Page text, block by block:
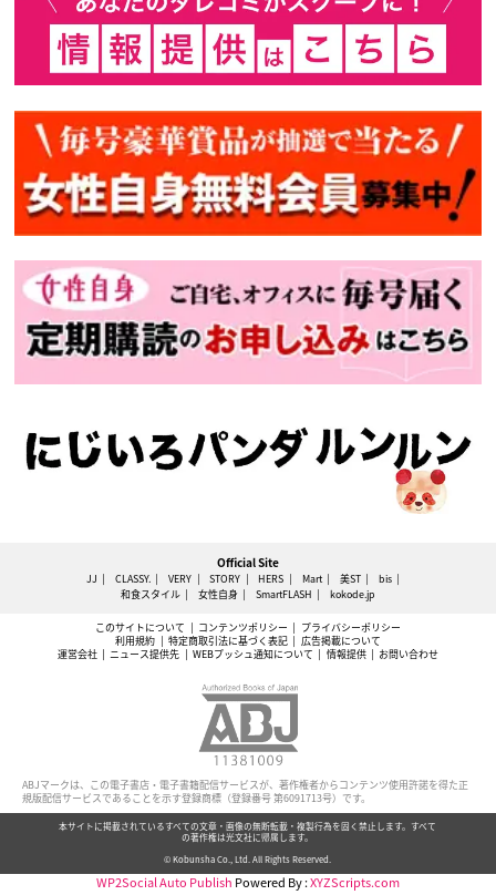
Official Site
JJ CLASSY. VERY STORY HERS Mart 美ST
bis
和食スタイル
女性自身 SmartFLASH kokode.jp
このサイトについて コンテンツポリシー
プライバシーポリシー
利用規約
特定商取引法に基づく表記
広告掲載について
運営会社
ニュース提供先 WEBプッシュ通知について 情報提供 お問い合わせ
ABJマークは、この電子書店・電子書籍配信サービスが、著作権者からコンテンツ使用許諾を得た正
規版配信サービスであることを示す登録商標（登録番号 第6091713号）です。
本サイトに掲載されているすべての文章・画像の無断転載・複製行為を固く禁止します。すべて
の著作権は光文社に帰属します。
© Kobunsha Co., Ltd. All Rights Reserved.
WP2Social Auto Publish Powered By :XYZScripts.com